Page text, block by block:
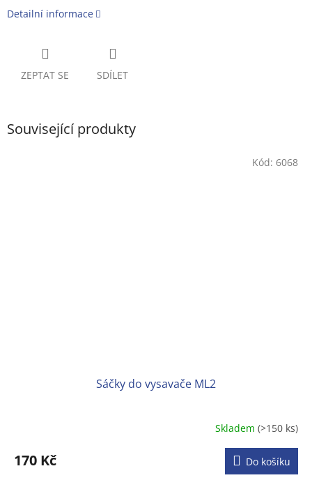
Detailní informace
ZEPTAT SE SDÍLET
Související produkty
Sáčky do vysavače ML2
Skladem (>150 ks)
170 Kč Do košíku
Kód: 6068